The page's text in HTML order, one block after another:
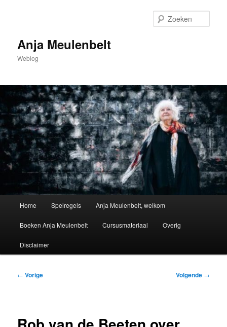
inhoudAnja Meulenbelt
Weblog
Home Spelregels Anja Meulenbelt, welkom
Boeken Anja Meulenbelt Cursusmateriaal Overig
Disclaimer
Bericht
← Vorige Volgende →